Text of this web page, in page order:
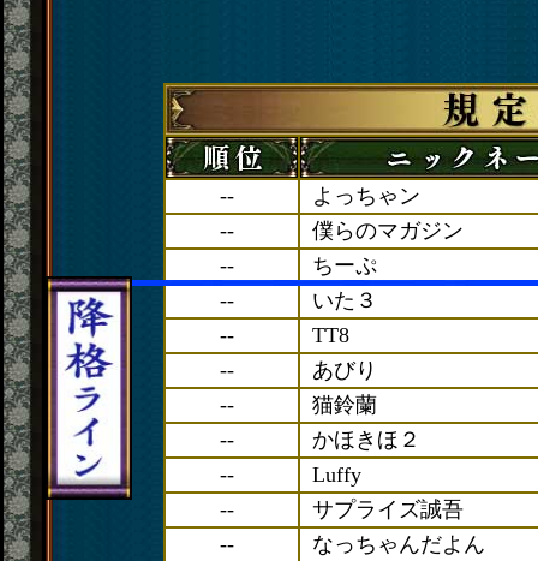
--
よっちゃン
--
僕らのマガジン
--
ちーぷ
--
いた３
--
TT8
--
あびり
--
猫鈴蘭
--
かほきほ２
--
Luffy
--
サプライズ誠吾
--
なっちゃんだよん